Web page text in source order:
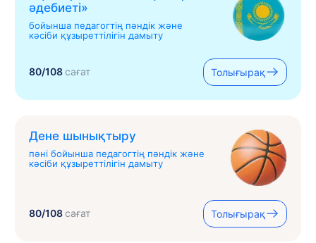
əдебиеті»
бойынша педагогтің пәндік және
кәсіби құзыреттілігін дамыту
80/108сағат Толығырақ
Дене шынықтыру
пәні бойынша педагогтің пәндік және
кәсіби құзыреттілігін дамыту
80/108сағат Толығырақ